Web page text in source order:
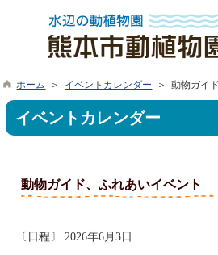
ホーム ＞ イベントカレンダー ＞ 動物ガイ
イベントカレンダー
動物ガイド、ふれあいイベント
〔日程〕 2026年6月3日